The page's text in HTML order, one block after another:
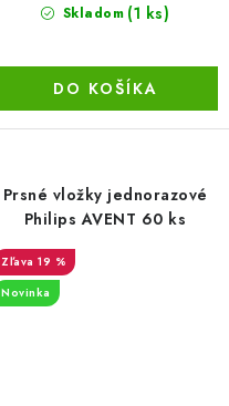
Skladom (1 ks)
DO KOŠÍKA
Prsné vložky jednorazové
Philips AVENT 60 ks
19 %
Novinka